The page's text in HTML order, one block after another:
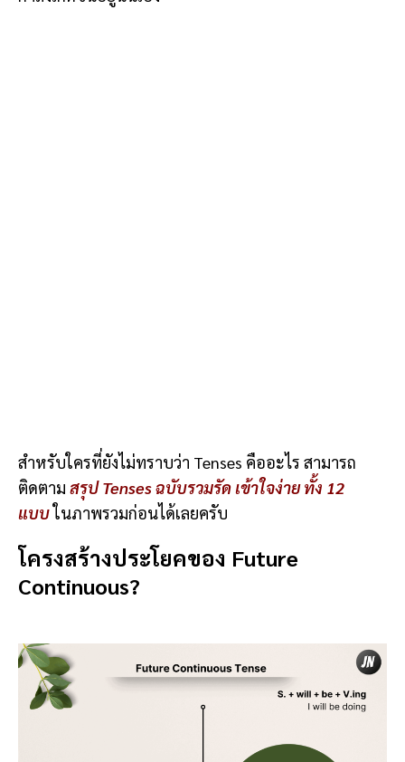
สำหรับใครที่ยังไม่ทราบว่า Tenses คืออะไร สามารถ
ติดตาม สรุป Tenses ฉบับรวมรัด เข้าใจง่าย ทั้ง 12
แบบในภาพรวมก่อนได้เลยครับ
โครงสร้างประโยคของ Future
Continuous?